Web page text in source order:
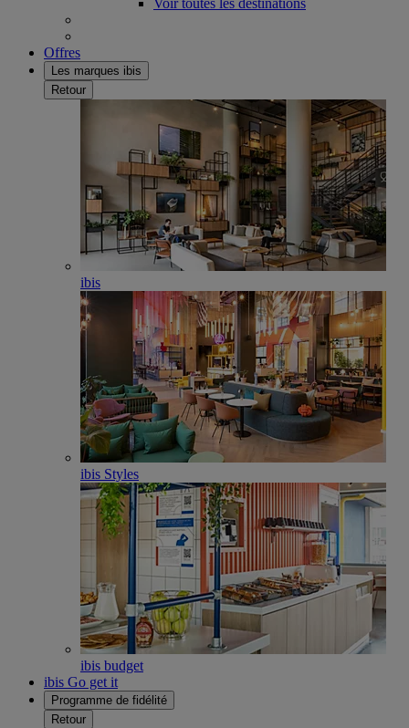
Voir toutes les destinations
Offres
Les marques ibis
Retour
ibis
ibis Styles
ibis budget
ibis Go get it
Programme de fidélité
Retour